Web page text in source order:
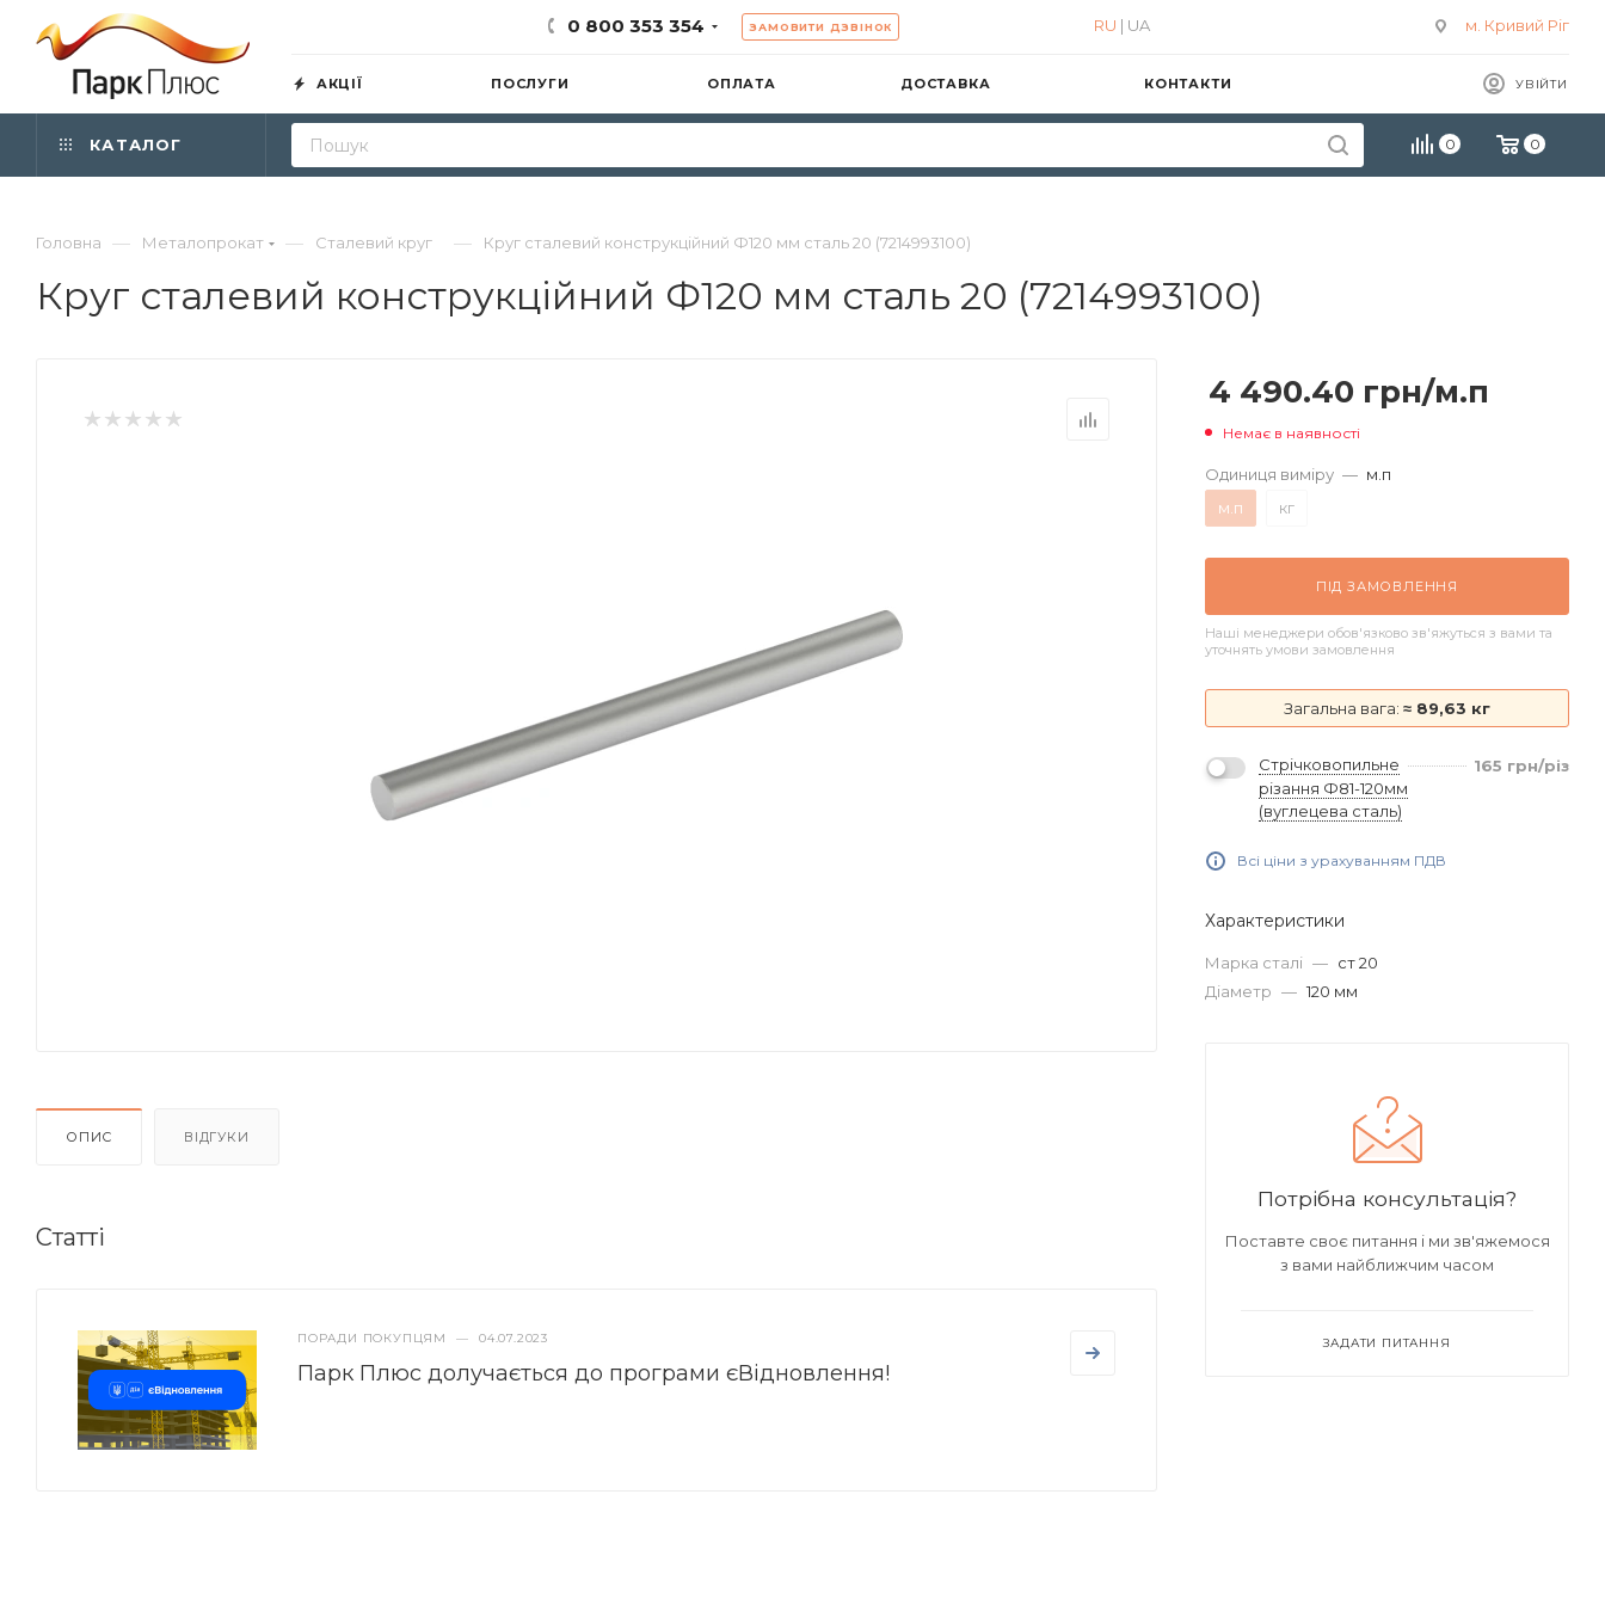
0 800 353 354 ЗАМОВИТИ ДЗВІНОК м. Кривий Ріг
RU | UA
УВІЙТИ
АКЦІЇ ПОСЛУГИ ОПЛАТА ДОСТАВКА КОНТАКТИ
0 0
КАТАЛОГ
Головна — Металопрокат — Сталевий круг — Круг сталевий конструкційний Ф120 мм сталь 20 (7214993100)
Круг сталевий конструкційний Ф120 мм сталь 20 (7214993100)
ОПИС ВІДГУКИ
Статті
ПОРАДИ ПОКУПЦЯМ — 04.07.2023
Парк Плюс долучається до програми єВідновлення!
4 490.40 грн/м.п
Немає в наявності
Одиниця виміру — м.п
м.п
кг
ПІД ЗАМОВЛЕННЯ
Наші менеджери обов'язково зв'яжуться з вами та
уточнять умови замовлення
Загальна вага: ≈ 89,63 кг
Стрічковопильне
різання Ф81-120мм
(вуглецева сталь)
165 грн/різ
Всі ціни з урахуванням ПДВ
Характеристики
Марка сталі — ст 20
Діаметр — 120 мм
Потрібна консультація?
Поставте своє питання і ми зв'яжемося
з вами найближчим часом
ЗАДАТИ ПИТАННЯ